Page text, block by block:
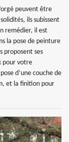
peuvent être
ils subissent
remédier, il est
la pose de peinture
proposent ses
pour votre
d’une couche de
et la finition pour